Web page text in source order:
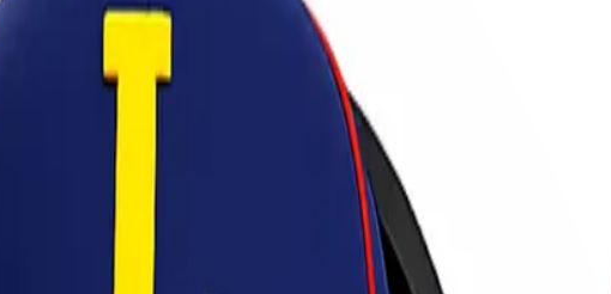
yang Efektif untuk Konsumen dan Penjual